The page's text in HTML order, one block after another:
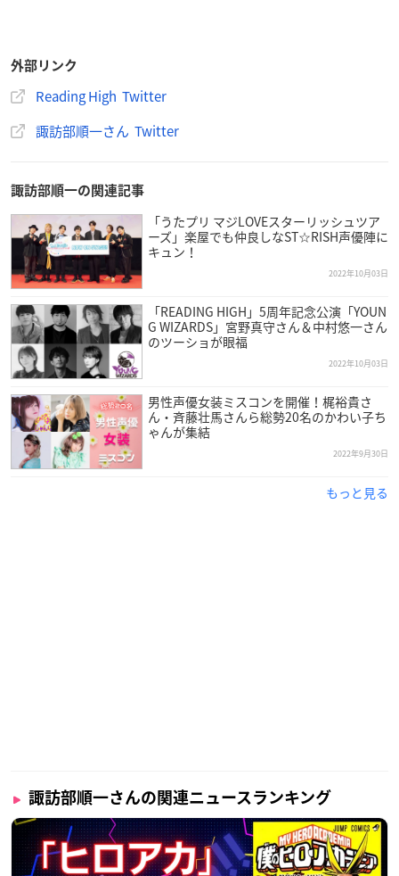
外部リンク
Reading High Twitter
諏訪部順一さん Twitter
諏訪部順一の関連記事
「うたプリ マジLOVEスターリッシュツア
ーズ」楽屋でも仲良しなST☆RISH声優陣に
キュン！
2022年10月03日
「READING HIGH」5周年記念公演「YOUN
G WIZARDS」宮野真守さん＆中村悠一さん
のツーショが眼福
2022年10月03日
男性声優女装ミスコンを開催！梶裕貴さ
ん・斉藤壮馬さんら総勢20名のかわい子ち
ゃんが集結
2022年9月30日
もっと見る
諏訪部順一さんの関連ニュースランキング